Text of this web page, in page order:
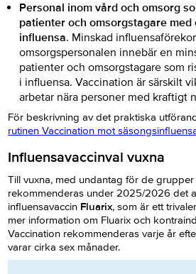
Personal inom vård och omsorg
patienter och omsorgstagare
influensa. Minskad
omsorgspersonalen innebär en
patienter och omsorgstagare som
i influensa. Vaccination är särskilt
arbetar nära personer med kraftigt
För beskrivning av det praktiska
rutinen Vaccination mot
Influensavaccinval vuxna
Till vuxna, med undantag för de
rekommenderas under 2025/2026 det
influensavaccin Fluarix, som är ett
mer information om Fluarix och
Vaccination rekommenderas varje år
varar cirka sex månader.